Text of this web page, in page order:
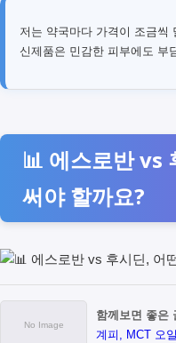
저는 약국마다 가격이 조금씩
신제품은 민감한 피부에도 부
📊 에스로반 vs
써야 할까요?
함께보면 좋은
계피, MCT 오